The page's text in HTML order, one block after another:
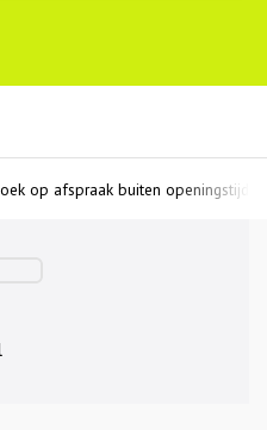
op afspraak buiten openingstijden